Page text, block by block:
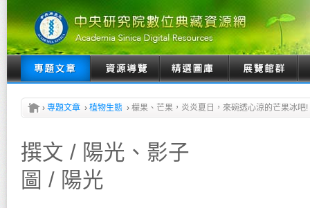
› 專題文章 › 植物生態 › 檬果、芒果，炎炎夏日，來碗透心涼的芒果冰吧!
撰文 / 陽光、影子
圖 / 陽光